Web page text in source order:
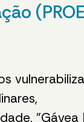
"Gávea